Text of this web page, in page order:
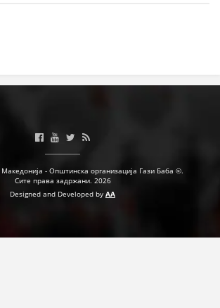
ПРЕВЕНТИВНА ДЕЈНОСТ
ПРВА ПОМОШ
КРВОДАРИТЕЛСТВО
МЕНАЏМЕНТ НА ВОЛОНТЕРИ
- Општинска организација Гази Баба ©.
Сите права задржани. 2026
Designed and Developed by AA